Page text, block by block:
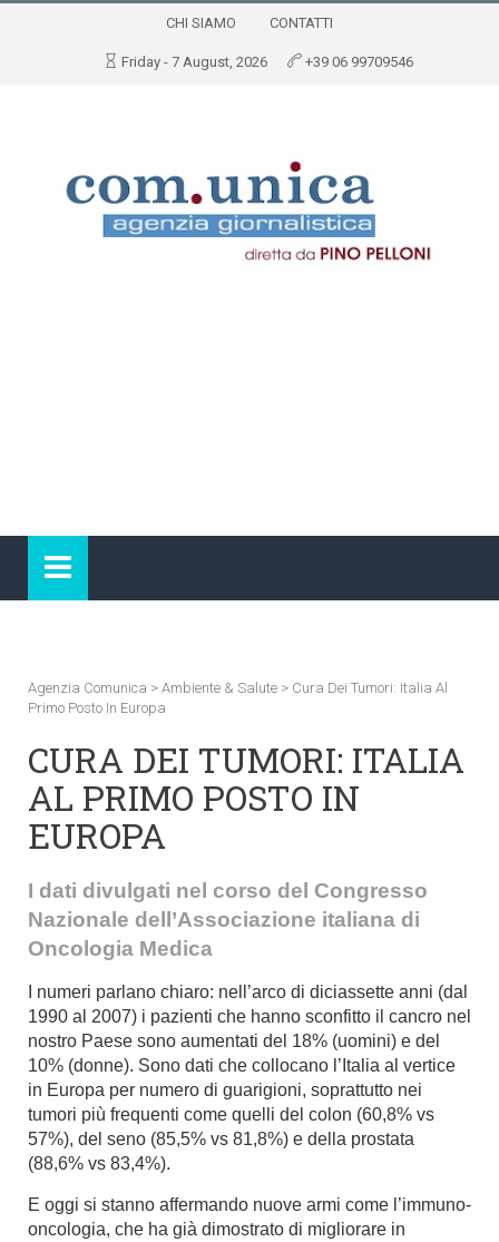
CHI SIAMO CONTATTI
Friday - 7 August, 2026 +39 06 99709546
Agenzia Comunica > Ambiente & Salute > Cura Dei Tumori: Italia Al
Primo Posto In Europa
CURA DEI TUMORI: ITALIA
AL PRIMO POSTO IN
EUROPA
I dati divulgati nel corso del Congresso
Nazionale dell’Associazione italiana di
Oncologia Medica
I numeri parlano chiaro: nell’arco di diciassette anni (dal
1990 al 2007) i pazienti che hanno sconfitto il cancro nel
nostro Paese sono aumentati del 18% (uomini) e del
10% (donne). Sono dati che collocano l’Italia al vertice
in Europa per numero di guarigioni, soprattutto nei
tumori più frequenti come quelli del colon (60,8% vs
57%), del seno (85,5% vs 81,8%) e della prostata
(88,6% vs 83,4%).
E oggi si stanno affermando nuove armi come l’immuno-
oncologia, che ha già dimostrato di migliorare in